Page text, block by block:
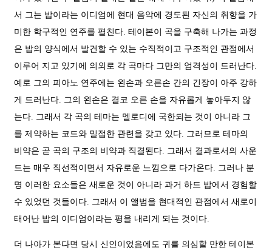
서 그는 밥이라는 이디엄에 현대 음악에 경도된 자신의 취향을 가
미한 학구적인 연주를 펼친다. 테이본이 곡을 구축해 나가는 과정
은 밥의 양식에서 발견할 수 있는 수직적이고 구조적인 관점에서
이루어 지고 있기에 의외로 각 곡마다 그만의 엄격성이 드러난다.
예로 그의 피아노 연주에는 왼손과 오른손 간의 긴장이 아주 강하
게 드러난다. 그의 왼손은 결코 오른 손을 자유롭게 놓아두지 않
는다. 그래서 각 곡의 테마는 멜로디에 국한되는 것이 아니라 그
를 제약하는 코드와 밀접한 관련을 갖고 있다. 그러므로 테마의
비약은 곧 곡의 구조의 비약과 직결된다. 그래서 결과로서의 사운
드는 매우 직선적이면서 자유로운 느낌으로 다가온다. 그러나 분
명 이러한 요소들은 새로운 것이 아니라 과거 하드 밥에서 경험할
수 있었던 것들이다. 그래서 이 앨범을 현대적인 관점에서 새로이
태어난 밥의 이디엄이라는 평을 내리게 되는 것이다.
더 나아가 본다면 당시 신인이었음에도 귀를 의심할 만한 테이본